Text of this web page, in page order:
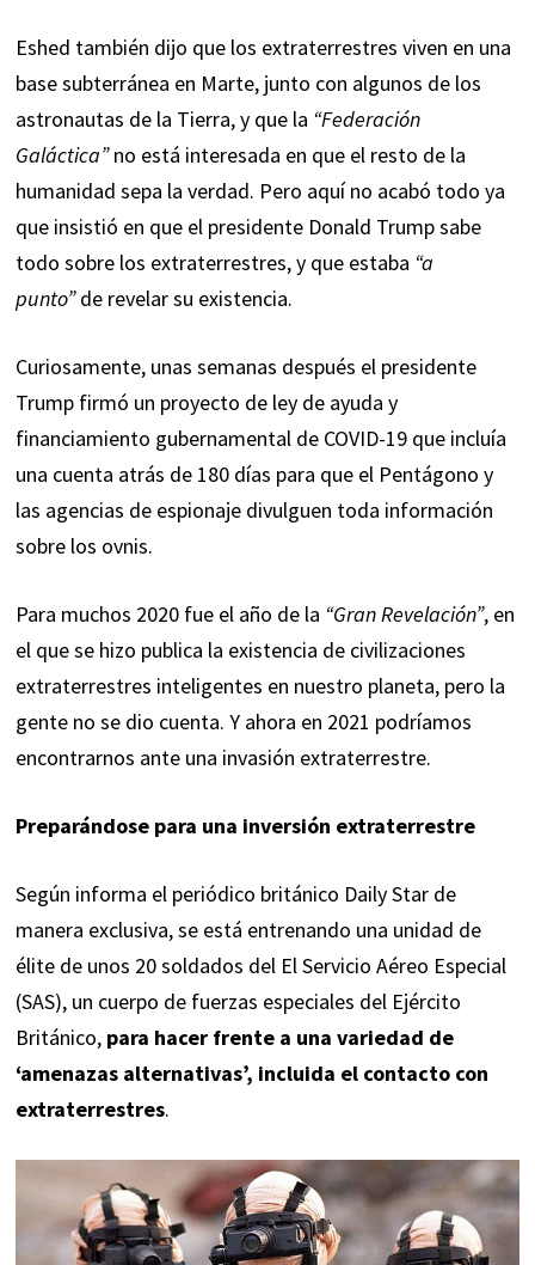
Eshed también dijo que los extraterrestres viven en una
base subterránea en Marte, junto con algunos de los
astronautas de la Tierra, y que la “Federación
Galáctica”no está interesada en que el resto de la
humanidad sepa la verdad. Pero aquí no acabó todo ya
que insistió en que el presidente Donald Trump sabe
todo sobre los extraterrestres, y que estaba “a
punto”de revelar su existencia.
Curiosamente, unas semanas después el presidente
Trumpfirmó un proyecto de ley de ayuda y
financiamiento gubernamental de COVID-19 que incluía
una cuenta atrás de 180 días para que el Pentágono y
las agencias de espionaje divulguen toda información
sobre los ovnis.
Para muchos 2020 fue el año de la “Gran Revelación”, en
el que se hizo publica la existencia de civilizaciones
extraterrestres inteligentes en nuestro planeta, pero la
gente no se dio cuenta. Y ahora en 2021 podríamos
encontrarnos ante una invasión extraterrestre.
Preparándose para una inversión extraterrestre
Según informa el periódico británico Daily Starde
manera exclusiva, se está entrenando una unidad de
élite de unos 20 soldados del El Servicio Aéreo Especial
(SAS), un cuerpo de fuerzas especiales del Ejército
Británico, para hacer frente a una variedad de
‘amenazas alternativas’, incluida el contacto con
extraterrestres.